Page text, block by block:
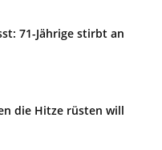
71-Jährige stirbt an
die Hitze rüsten will